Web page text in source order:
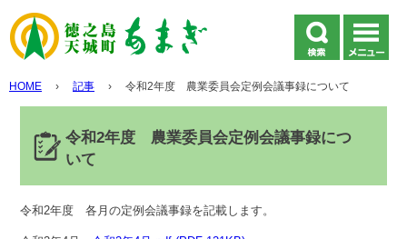
HOME › 記事 › 令和2年度 農業委員会定例会議事録について
令和2年度 農業委員会定例会議事録につ
いて
令和2年度 各月の定例会議事録を記載します。